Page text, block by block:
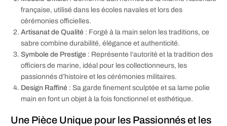
française, utilisé dans les écoles navales et lors des
cérémonies officielles.
Artisanat de Qualité : Forgé à la main selon les traditions, ce
sabre combine durabilité, élégance et authenticité.
Symbole de Prestige : Représente l’autorité et la tradition des
officiers de marine, idéal pour les collectionneurs, les
passionnés d’histoire et les cérémonies militaires.
Design Raffiné : Sa garde finement sculptée et sa lame polie
main en font un objet à la fois fonctionnel et esthétique.
Une Pièce Unique pour les Passionnés et les